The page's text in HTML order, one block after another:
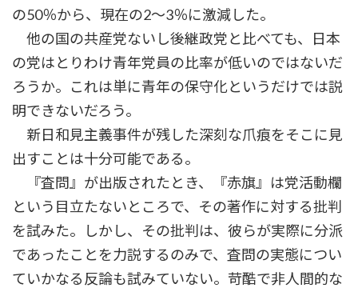
の50％から、現在の2～3％に激減した。
他の国の共産党ないし後継政党と比べても、日本
の党はとりわけ青年党員の比率が低いのではないだ
ろうか。これは単に青年の保守化というだけでは説
明できないだろう。
新日和見主義事件が残した深刻な爪痕をそこに見
出すことは十分可能である。
『査問』が出版されたとき、『赤旗』は党活動欄
という目立たないところで、その著作に対する批判
を試みた。しかし、その批判は、彼らが実際に分派
であったことを力説するのみで、査問の実態につい
ていかなる反論も試みていない。苛酷で非人間的な